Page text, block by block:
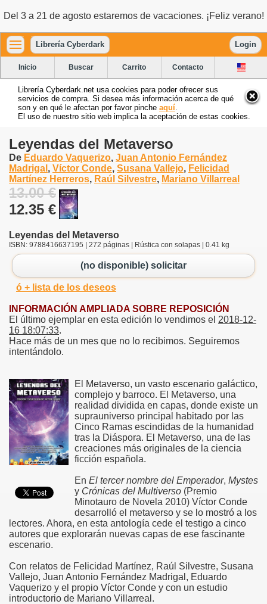
Del 3 a 21 de agosto estaremos de vacaciones. ¡Feliz verano!
Librería Cyberdark Login
Inicio Buscar Carrito Contacto
Librería Cyberdark.net usa cookies para poder ofrecer sus
servicios de compra. Si desea más información acerca de qué
son y en qué le afectan por favor pinche aquí
El uso de nuestro sitio web implica la aceptación de estas cookies.
Leyendas del Metaverso
De Eduardo Vaquerizo, Juan Antonio Fernández
Madrigal , Víctor Conde, Susana Vallejo, Felicidad
Martínez Herreros, Raúl Silvestre, Mariano Villarreal
13.00 €
12.35 €
Leyendas del Metaverso
ISBN: 9788416637195 | 272 páginas | Rústica con solapas | 0.41 kg
(no disponible) solicitar
ó + lista de los deseos
INFORMACIÓN AMPLIADA SOBRE REPOSICIÓN
El último ejemplar en esta edición lo vendimos el 2018-12-
16 18:07:33.
Hace más de un mes que no lo recibimos. Seguiremos
intentándolo.
El Metaverso, un vasto escenario galáctico,
complejo y barroco. El Metaverso, una
realidad dividida en capas, donde existe un
suprauniverso principal habitado por las
Cinco Ramas escindidas de la humanidad
tras la Diáspora. El Metaverso, una de las
creaciones más originales de la ciencia
ficción española.
En El tercer nombre del Emperador, Mystes
y Crónicas del Multiverso (Premio
Minotauro de Novela 2010) Víctor Conde
desarrolló el metaverso y se lo mostró a los
lectores. Ahora, en esta antología cede el testigo a cinco
autores que explorarán nuevas capas de ese fascinante
escenario.
Con relatos de Felicidad Martínez, Raúl Silvestre, Susana
Vallejo, Juan Antonio Fernández Madrigal, Eduardo
Vaquerizo y el propio Víctor Conde y con un estudio
introductorio de Mariano Villarreal.